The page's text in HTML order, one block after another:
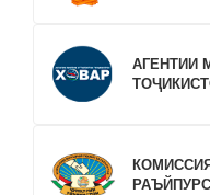
АГЕНТИИ